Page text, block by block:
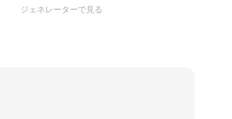
ジェネレーターで見る